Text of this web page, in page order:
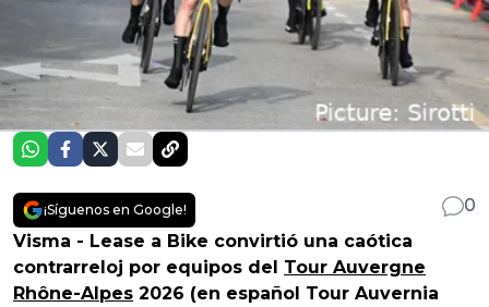
¡Síguenos en Google!
0
Visma - Lease a Bike convirtió una caótica
contrarreloj por equipos del Tour Auvergne
Rhône-Alpes 2026 (en español Tour Auvernia